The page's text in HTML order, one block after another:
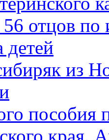
отцов по
детей
из
пособия
края.